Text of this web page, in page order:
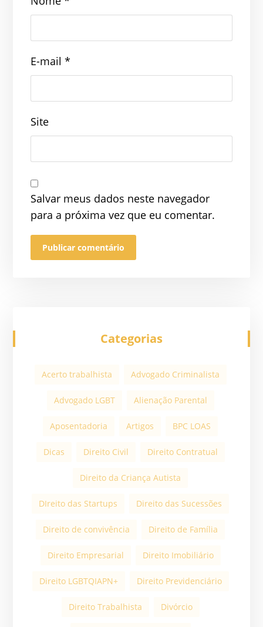
E-mail*
Site
Salvar meus dados neste navegador
para a próxima vez que eu comentar.
Categorias
Acerto trabalhista Advogado Criminalista
Advogado LGBT Alienação Parental
Aposentadoria Artigos BPC LOAS
Dicas Direito Civil Direito Contratual
Direito da Criança Autista
DIreito das Startups Direito das Sucessões
Direito de convivência Direito de Família
Direito Empresarial Direito Imobiliário
Direito LGBTQIAPN+ Direito Previdenciário
Direito Trabalhista Divórcio